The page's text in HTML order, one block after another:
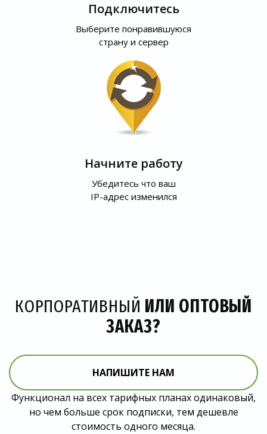
Подключитесь
Выберите понравившуюся
страну и сервер
Начните работу
Убедитесь что ваш
IP-адрес изменился
КОРПОРАТИВНЫЙ ИЛИ ОПТОВЫЙ
ЗАКАЗ?
НАПИШИТЕ НАМ
Функционал на всех тарифных планах одинаковый,
но чем больше срок подписки, тем дешевле
стоимость одного месяца.